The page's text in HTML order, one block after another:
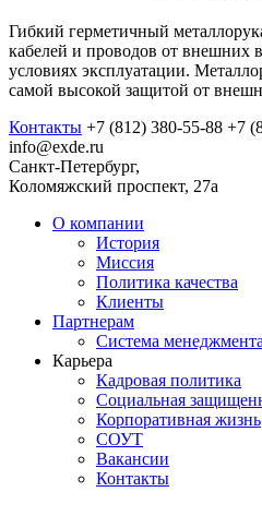
Гибкий герметичный
кабелей и проводов от внешних
условиях эксплуатации.
самой высокой защитой от
Контакты +7 (812) 380-55-88 +7
info@exde.ru
Санкт-Петербург,
Коломяжский проспект, 27a
О компании
История
Миссия
Политика качества
Клиенты
Партнерам
Система менеджмента
Карьера
Кадровая политика
Социальная
Корпоративная жизнь
СОУТ
Вакансии
Контакты